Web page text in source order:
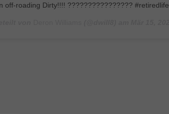
off-roading Dirty!!!! ???????????????? #retiredlife